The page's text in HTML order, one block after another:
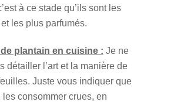
à ce stade qu’ils sont les
les plus parfumés.
plantain en cuisine : Je ne
détailler l’art et la manière de
Juste vous indiquer que
consommer crues, en